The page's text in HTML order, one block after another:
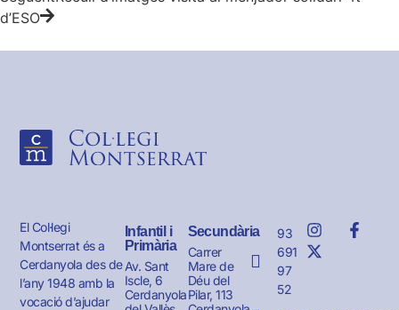
d’ESO
El Col·legi
Montserrat és a
Cerdanyola des de
l’any 1948 amb la
vocació d’ajudar
Infantil i
Primària
Av. Sant
Iscle, 6
Cerdanyola
Secundària
Carrer
Mare de
Déu del
Pilar, 113
93
691
97
52